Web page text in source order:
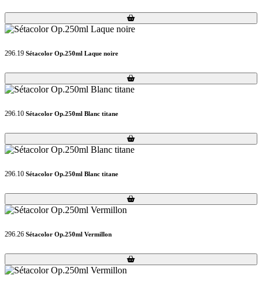
Loading...
Loading...
296.19 Sétacolor Op.250ml Laque noire
Loading...
Loading...
296.10 Sétacolor Op.250ml Blanc titane
Loading...
Loading...
296.10 Sétacolor Op.250ml Blanc titane
Loading...
Loading...
296.26 Sétacolor Op.250ml Vermillon
Loading...
Loading...